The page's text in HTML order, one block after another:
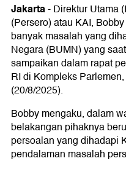
Jakarta-Direktur Utama
(Persero) atau KAI,
banyak masalah yang
Negara (BUMN) yang
sampaikan dalam rapat
RI di Kompleks
(20/8/2025).
Bobby mengaku, dalam
belakangan pihaknya
persoalan yang dihadapi
pendalaman masalah